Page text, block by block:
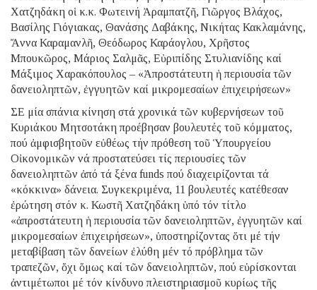
Χατζηδάκη οἱ κ.κ. Φωτεινή Ἀραμπατζῆ, Γιῶργος Βλάχος,
Βασίλης Γιόγιακας, Θανάσης Δαβάκης, Νικήτας Κακλαμάνης,
Ἄννα Καραμανλῆ, Θεόδωρος Καράογλου, Χρῆστος
Μπουκῶρος, Μάριος Σαλμᾶς, Εὐριπίδης Στυλιανίδης καί
Μάξιμος Χαρακόπουλος – «Ἀπροστάτευτη ἡ περιουσία τῶν
δανειοληπτῶν, ἐγγυητῶν καί μικρομεσαίων ἐπιχειρήσεων»
ΣΕ μία σπάνια κίνηση στά χρονικά τῶν κυβερνήσεων τοῦ
Κυριάκου Μητσοτάκη προέβησαν βουλευτές τοῦ κόμματος,
πού ἀμφισβητοῦν εὐθέως τήν πρόθεση τοῦ Ὑπουργείου
Οἰκονομικῶν νά προστατεύσει τίς περιουσίες τῶν
δανειοληπτῶν ἀπό τά ξένα funds πού διαχειρίζονται τά
«κόκκινα» δάνεια. Συγκεκριμένα, 11 βουλευτές κατέθεσαν
ἐρώτηση στόν κ. Κωστῆ Χατζηδάκη ὑπό τόν τίτλο
«ἀπροστάτευτη ἡ περιουσία τῶν δανειοληπτῶν, ἐγγυητῶν καί
μικρομεσαίων ἐπιχειρήσεων», ὑποστηρίζοντας ὅτι μέ τήν
μεταβίβαση τῶν δανείων ἐλύθη μέν τό πρόβλημα τῶν
τραπεζῶν, ὄχι ὅμως καί τῶν δανειοληπτῶν, πού εὑρίσκονται
ἀντιμέτωποι μέ τόν κίνδυνο πλειστηριασμοῦ κυρίως τῆς